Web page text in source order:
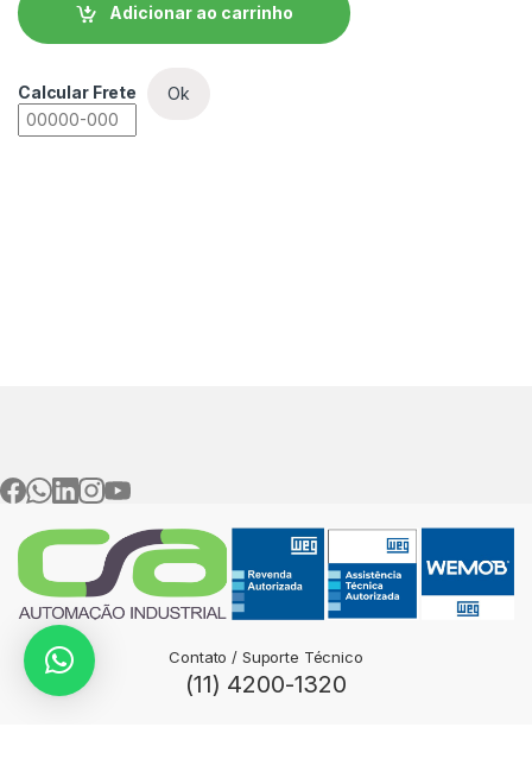
Adicionar ao carrinho
Calcular Frete Ok
Contato / Suporte Técnico
(11) 4200-1320